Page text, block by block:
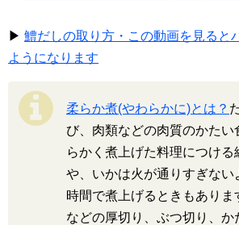
▶ 鱧だしの取り方・この動画を見ると
ようになります
柔らか煮(やわらかに)とは？
び、肉類などの肉質のかたい
らかく煮上げた料理につける
や、いかは火が通りすぎない
時間で煮上げるときもありま
などの厚切り、ぶつ切り、か